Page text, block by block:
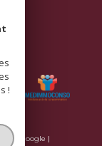
by Google |
!